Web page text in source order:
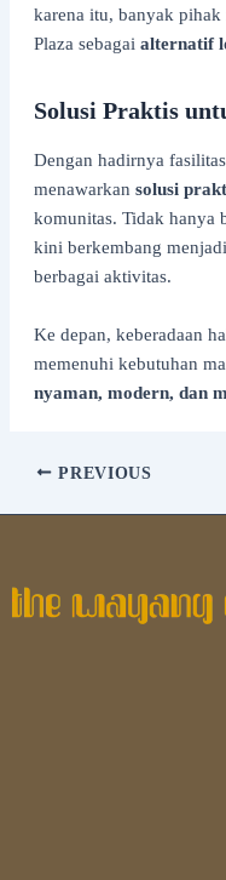
karena itu, banyak
Plaza sebagai alternatif
Solusi Praktis
Dengan hadirnya
menawarkan solusi
komunitas. Tidak hanya
kini berkembang
berbagai aktivitas.
Ke depan, keberadaan
memenuhi kebutuhan
nyaman, modern, dan
PREVIOUS